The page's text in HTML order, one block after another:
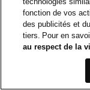
fonction de vos
des publicités et
tiers. Pour en
au respect de la